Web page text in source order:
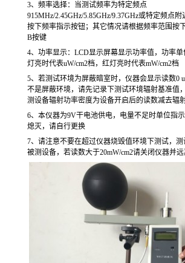
3、频率选择：当测试频率为特定频点
915MHz/2.45GHz/5.85GHz/9.37GHz或特定频点
按下频率指示按钮；其它情况请根据频率范围按
B按键
4、功率显示：LCD显示屏幕显示功率值，功率
灯亮时代表uW/cm2档，红灯亮时代表mW/cm2档
5、若测试环境为屏蔽暗室时，仪器会显示读数0
不是屏蔽环境，请先记录下测试环境辐射基准值
测设备辐射功率密度为设备开启后的读数减去辐
6、本仪器为9V干电池供电，电量不足时单位指
熄灭，请自行更换
7、请注意不要在超过仪器烧毁值环境下测试，
被测设备，若读数大于20mW/cm2请关闭仪器并